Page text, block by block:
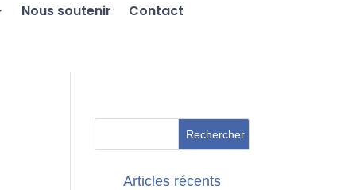
Nous soutenir Contact
Articles récents